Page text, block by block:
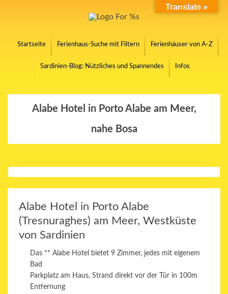
Startseite Ferienhaus-Suche mit Filtern Ferienhäuser von A-Z
Sardinien-Blog: Nützliches und Spannendes Infos
Alabe Hotel in Porto Alabe am Meer,
nahe Bosa
Alabe Hotel in Porto Alabe
(Tresnuraghes) am Meer, Westküste
von Sardinien
Das ** Alabe Hotel bietet 9 Zimmer, jedes mit eigenem
Bad
Parkplatz am Haus, Strand direkt vor der Tür in 100m
Entfernung
Translate »